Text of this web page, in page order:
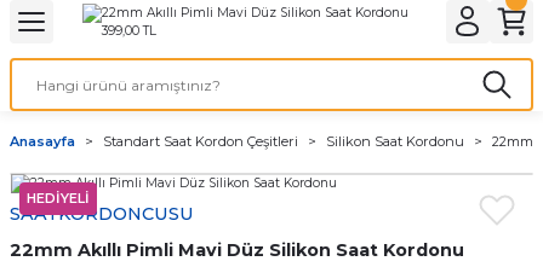
& ELEKTİRİK AYDINLATMA & ELEKTRİK
ve Cihaz Pilleri
ÇEŞİTLERİ
Kordon Çeşitleri
Kordonları
Anasayfa Standart Saat Kordon Çeşitleri Silikon Saat Kordonu 22mm
HEDİYELİ
SAATKORDONCUSU
22mm Akıllı Pimli Mavi Düz Silikon Saat Kordonu